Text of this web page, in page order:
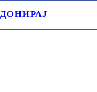
ДОНИРАЈ